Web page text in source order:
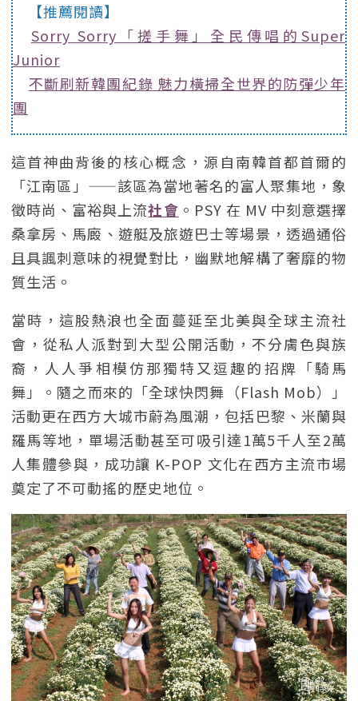
【推薦閱讀】
Sorry Sorry「搓手舞」全民傳唱的Super
Junior
不斷刷新韓團紀錄 魅力橫掃全世界的防彈少年
團
這首神曲背後的核心概念，源自南韓首都首爾的
「江南區」——該區為當地著名的富人聚集地，象
徵時尚、富裕與上流社會 。PSY 在 MV 中刻意選擇
桑拿房、馬廄、遊艇及旅遊巴士等場景，透過通俗
且具諷刺意味的視覺對比，幽默地解構了奢靡的物
質生活。
當時，這股熱浪也全面蔓延至北美與全球主流社
會，從私人派對到大型公開活動，不分膚色與族
裔，人人爭相模仿那獨特又逗趣的招牌「騎馬
舞」。隨之而來的「全球快閃舞（Flash Mob）」
活動更在西方大城市蔚為風潮，包括巴黎、米蘭與
羅馬等地，單場活動甚至可吸引達1萬5千人至2萬
人集體參與，成功讓 K-POP 文化在西方主流市場
奠定了不可動搖的歷史地位。